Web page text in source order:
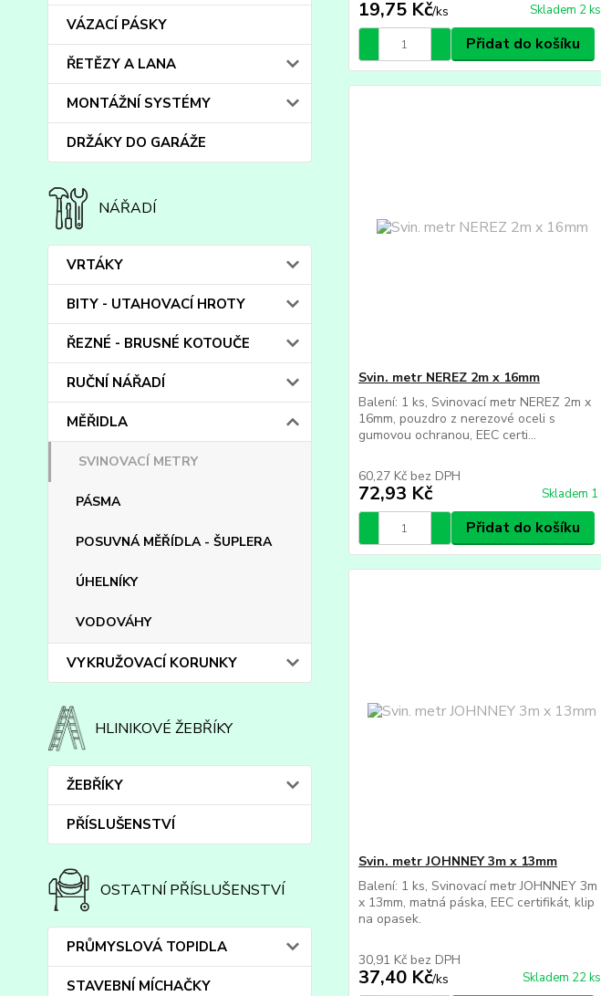
VÁZACÍ PÁSKY
ŘETĚZY A LANA
MONTÁŽNÍ SYSTÉMY
DRŽÁKY DO GARÁŽE
NÁŘADÍ
VRTÁKY
BITY - UTAHOVACÍ HROTY
ŘEZNÉ - BRUSNÉ KOTOUČE
RUČNÍ NÁŘADÍ
MĚŘIDLA
SVINOVACÍ METRY
PÁSMA
POSUVNÁ MĚŘÍDLA - ŠUPLERA
ÚHELNÍKY
VODOVÁHY
VYKRUŽOVACÍ KORUNKY
HLINIKOVÉ ŽEBŘÍKY
ŽEBŘÍKY
PŘÍSLUŠENSTVÍ
OSTATNÍ PŘÍSLUŠENSTVÍ
PRŮMYSLOVÁ TOPIDLA
STAVEBNÍ MÍCHAČKY
19,75 Kč/ks Skladem 2 ks
Přidat do košíku
Svin. metr NEREZ 2m x 16mm
Balení: 1 ks, Svinovací metr NEREZ 2m x
16mm, pouzdro z nerezové oceli s
gumovou ochranou, EEC certi...
72,93 Kč
60,27 Kč bez DPH
Skladem 1
Přidat do košíku
Svin. metr JOHNNEY 3m x 13mm
Balení: 1 ks, Svinovací metr JOHNNEY 3m
x 13mm, matná páska, EEC certifikát, klip
na opasek.
37,40 Kč/ks
30,91 Kč bez DPH
Skladem 22 ks